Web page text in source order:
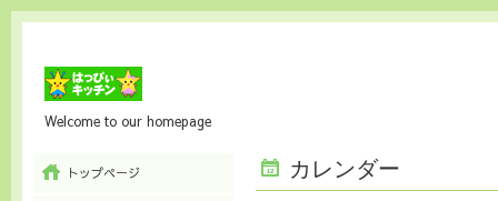
Welcome to our homepage
カレンダー
トップページ